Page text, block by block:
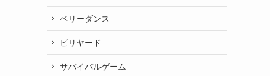
ベリーダンス
ビリヤード
サバイバルゲーム